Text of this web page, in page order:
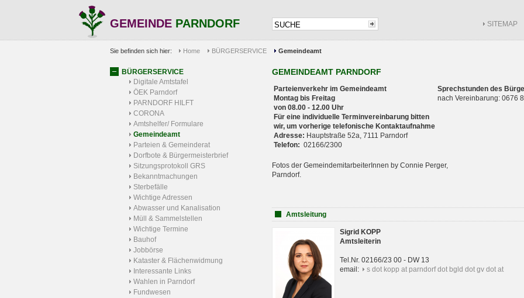
GEMEINDE PARNDORF SITEMAP
Sie befinden sich hier: Home BÜRGERSERVICE Gemeindeamt
BÜRGERSERVICE
Digitale Amtstafel
ÖEK Parndorf
PARNDORF HILFT
CORONA
Amtshelfer/ Formulare
Gemeindeamt
Parteien & Gemeinderat
Dorfbote & Bürgermeisterbrief
Sitzungsprotokoll GRS
Bekanntmachungen
Sterbefälle
Wichtige Adressen
Abwasser und Kanalisation
Müll & Sammelstellen
Wichtige Termine
Bauhof
Jobbörse
Kataster & Flächenwidmung
Interessante Links
Wahlen in Parndorf
Fundwesen
GEMEINDEAMT PARNDORF
Parteienverkehr im Gemeindeamt
Montag bis Freitag
von 08.00 - 12.00 Uhr
Für eine individuelle Terminvereinbarung bitten
wir, um vorherige telefonische Kontaktaufnahme
Adresse: Hauptstraße 52a, 7111 Parndorf
Telefon: 02166/2300
Sprechstunden des
nach Vereinbarung: 0676
Fotos der GemeindemitarbeiterInnen by Connie Perger,
Parndorf.
Amtsleitung
Sigrid KOPP
Amtsleiterin
Tel.Nr. 02166/23 00 - DW 13
email:
s dot kopp at parndorf dot bgld dot gv dot at